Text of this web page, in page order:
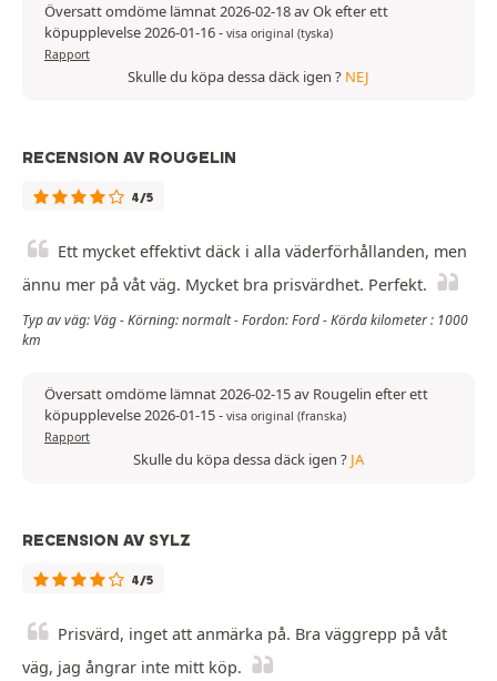
Översatt omdöme lämnat 2026-02-18 av Ok efter ett
köpupplevelse 2026-01-16- visa original (tyska)
Rapport
Skulle du köpa dessa däck igen ? NEJ
RECENSION AV ROUGELIN
4/5
Ett mycket effektivt däck i alla väderförhållanden, men
ännu mer på våt väg. Mycket bra prisvärdhet. Perfekt.
Typ av väg: Väg - Körning: normalt - Fordon: Ford - Körda kilometer : 1000
km
Översatt omdöme lämnat 2026-02-15 av Rougelin efter ett
köpupplevelse 2026-01-15- visa original (franska)
Rapport
Skulle du köpa dessa däck igen ? JA
RECENSION AV SYLZ
4/5
Prisvärd, inget att anmärka på. Bra väggrepp på våt
väg, jag ångrar inte mitt köp.